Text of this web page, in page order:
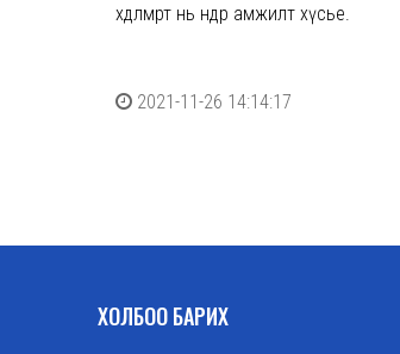
хөдөлмөрт нь өндөр амжилт хүсье.
2021-11-26 14:14:17
ХОЛБОО БАРИХ